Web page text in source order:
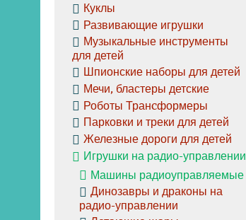
Куклы
Развивающие игрушки
Музыкальные инструменты
для детей
Шпионские наборы для детей
Мечи, бластеры детские
Роботы Транcформеры
Парковки и треки для детей
Железные дороги для детей
Игрушки на радио-управлении
Машины радиоуправляемые
Динозавры и драконы на
радио-управлении